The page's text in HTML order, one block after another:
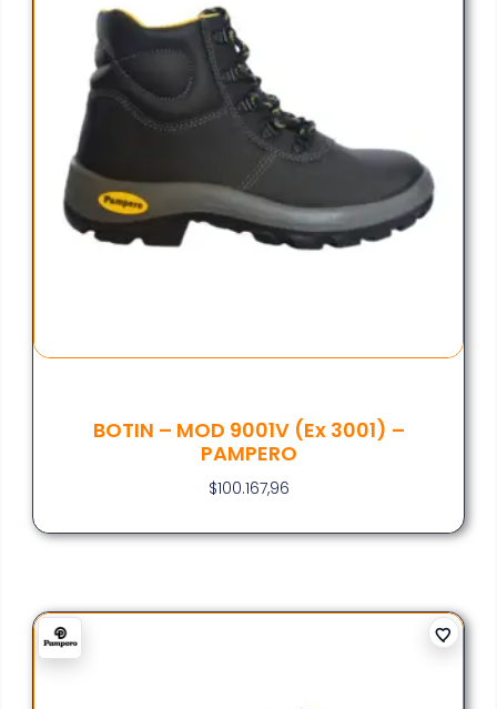
BOTIN – MOD 9001V (ex 3001) –
PAMPERO
$100.167,96